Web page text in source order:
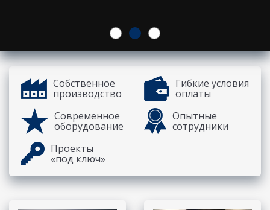
Собственное
производство
Гибкие условия
оплаты
Современное
оборудование
Опытные
сотрудники
Проекты
«под ключ»